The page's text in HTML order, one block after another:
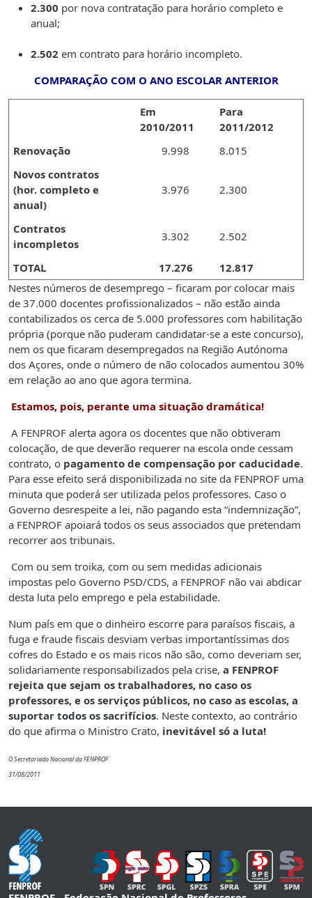
2.300 por nova contratação para horário completo e
anual;
2.502 em contrato para horário incompleto.
COMPARAÇÃO COM O ANO ESCOLAR ANTERIOR
Em
2010/2011
Para
2011/2012
Renovação
9.998
8.015
Novos contratos
(hor. completo e
anual)
3.976 2.300
Contratos
incompletos
3.302 2.502
TOTAL 17.276
12.817
Nestes números de desemprego – ficaram por colocar mais
de 37.000 docentes profissionalizados – não estão ainda
contabilizados os cerca de 5.000 professores com habilitação
própria (porque não puderam candidatar-se a este concurso),
nem os que ficaram desempregados na Região Autónoma
dos Açores, onde o número de não colocados aumentou 30%
em relação ao ano que agora termina.
Estamos, pois, perante uma situação dramática!
A FENPROF alerta agora os docentes que não obtiveram
colocação, de que deverão requerer na escola onde cessam
contrato, o pagamento de compensação por caducidade.
Para esse efeito será disponibilizada no site da FENPROF uma
minuta que poderá ser utilizada pelos professores. Caso o
Governo desrespeite a lei, não pagando esta “indemnização”,
a FENPROF apoiará todos os seus associados que pretendam
recorrer aos tribunais.
Com ou sem troika, com ou sem medidas adicionais
impostas pelo Governo PSD/CDS, a FENPROF não vai abdicar
desta luta pelo emprego e pela estabilidade.
Num país em que o dinheiro escorre para paraísos fiscais, a
fuga e fraude fiscais desviam verbas importantíssimas dos
cofres do Estado e os mais ricos não são, como deveriam ser,
solidariamente responsabilizados pela crise, a FENPROF
rejeita que sejam os trabalhadores, no caso os
professores, e os serviços públicos, no caso as escolas, a
suportar todos os sacrifícios. Neste contexto, ao contrário
do que afirma o Ministro Crato, inevitável só a luta!
O Secretariado Nacional da FENPROF
31/08/2011